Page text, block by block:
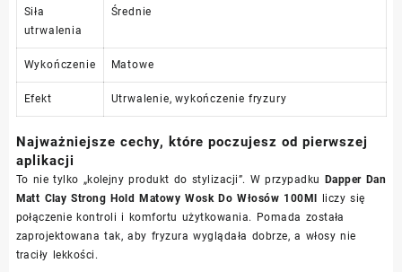
Siła
utrwalenia
Średnie
Wykończenie Matowe
Efekt Utrwalenie, wykończenie fryzury
Najważniejsze cechy, które poczujesz od pierwszej
aplikacji
To nie tylko „kolejny produkt do stylizacji”. W przypadku Dapper Dan
Matt Clay Strong Hold Matowy Wosk Do Włosów 100Ml liczy się
połączenie kontroli i komfortu użytkowania. Pomada została
zaprojektowana tak, aby fryzura wyglądała dobrze, a włosy nie
traciły lekkości.